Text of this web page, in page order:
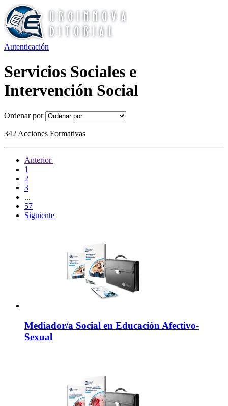
Autenticación
Servicios Sociales e
Intervención Social
Ordenar por
342 Acciones Formativas
Anterior
1
2
3
...
57
Siguiente
Mediador/a Social en Educación Afectivo-
Sexual